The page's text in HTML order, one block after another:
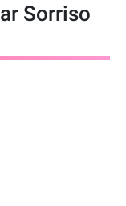
Sorriso